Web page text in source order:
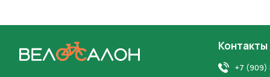
Контакты
+7 (909)